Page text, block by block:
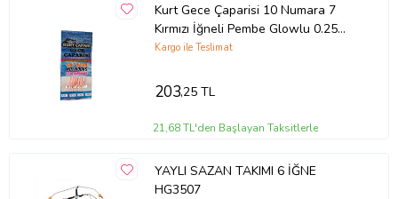
Kurt Gece Çaparisi 10 Numara 7
Kırmızı İğneli Pembe Glowlu 0.25
Beden 0.15 Kısa Köstek
Kargo ile Teslimat
203,25 TL
21,68 TL'den Başlayan Taksitlerle
YAYLI SAZAN TAKIMI 6 İĞNE
HG3507